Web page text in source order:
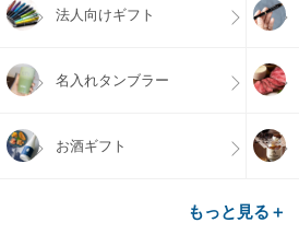
法人向けギフト
名入れタンブラー
お酒ギフト
もっと見る＋